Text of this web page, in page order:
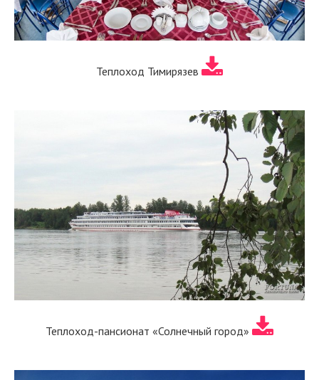
Теплоход Тимирязев
Теплоход-пансионат «Солнечный город»